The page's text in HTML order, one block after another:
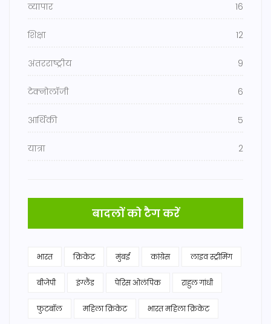
व्यापार 16
शिक्षा 12
अंतरराष्ट्रीय 9
टेक्नोलॉजी 6
आर्थिकी 5
यात्रा 2
बादलों को टैग करें
भारत क्रिकेट मुंबई कांग्रेस लाइव स्ट्रीमिंग
बीजेपी इंग्लैंड पेरिस ओलंपिक राहुल गांधी
फुटबॉल महिला क्रिकेट भारत महिला क्रिकेट